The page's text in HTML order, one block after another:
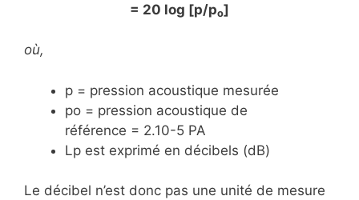
= 20 log [p/po]
où,
p = pression acoustique mesurée
po = pression acoustique de
référence = 2.10-5 PA
Lp est exprimé en décibels (dB)
Le décibel n’est donc pas une unité de mesure